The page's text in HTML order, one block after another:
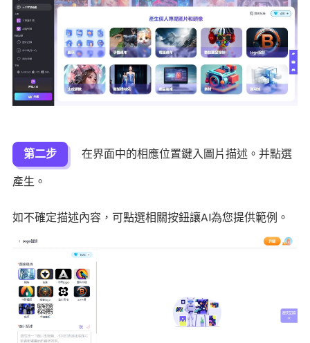
第二步
在界面中的相應位置鍵入圖片描述。并點選
產生。
如不確定描述內容，可點選相關按鈕讓AI為您提供範例。